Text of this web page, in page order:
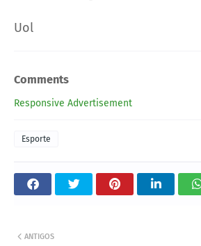
Uol
Comments
Responsive Advertisement
Esporte
ANTIGOS